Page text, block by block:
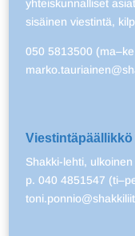
yhteiskunnalliset
sisäinen viestintä,
050 5813500
Shakki-lehti,
p. 040 4851547